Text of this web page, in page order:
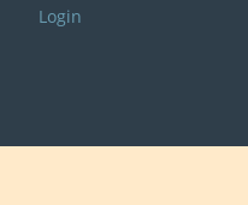
Login